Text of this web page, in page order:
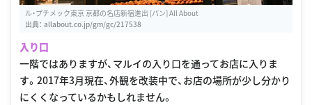
ル・プチメック東京 京都の名店新宿進出 [パン] All About
出典： allabout.co.jp/gm/gc/217538
入り口
一階ではありますが、マルイの入り口を通ってお店に入りま
す。2017年3月現在、外観を改装中で、お店の場所が少し分かり
にくくなっているかもしれません。